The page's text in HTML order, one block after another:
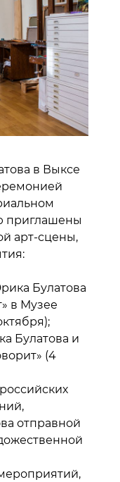
в Выксе
приглашены
арт-сцены,
Булатова
в Музее
Булатова и
(4
отправной